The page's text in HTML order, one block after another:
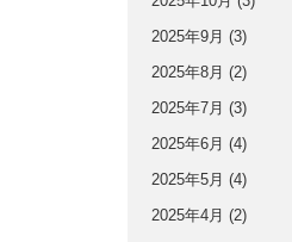
2025年9月 (3)
2025年8月 (2)
2025年7月 (3)
2025年6月 (4)
2025年5月 (4)
2025年4月 (2)